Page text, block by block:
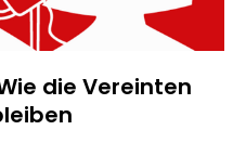
die Vereinten